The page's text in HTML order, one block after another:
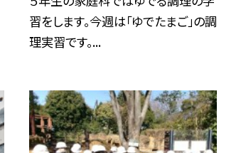
習をします。今週は「ゆでたまご」の調
理実習です。...